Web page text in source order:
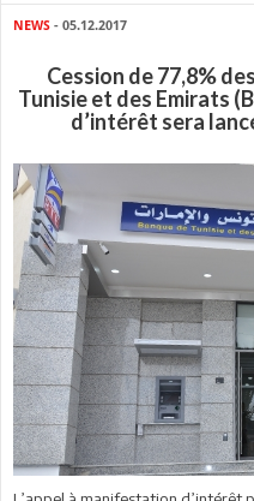
NEWS - 05.12.2017
Cession de 77,8%
Tunisie et des Emirats
d’intérêt sera